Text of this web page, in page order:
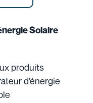
Solaire
produits
d’énergie